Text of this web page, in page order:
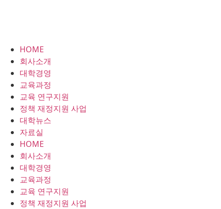
HOME
회사소개
대학경영
교육과정
교육 연구지원
정책 재정지원 사업
대학뉴스
자료실
HOME
회사소개
대학경영
교육과정
교육 연구지원
정책 재정지원 사업